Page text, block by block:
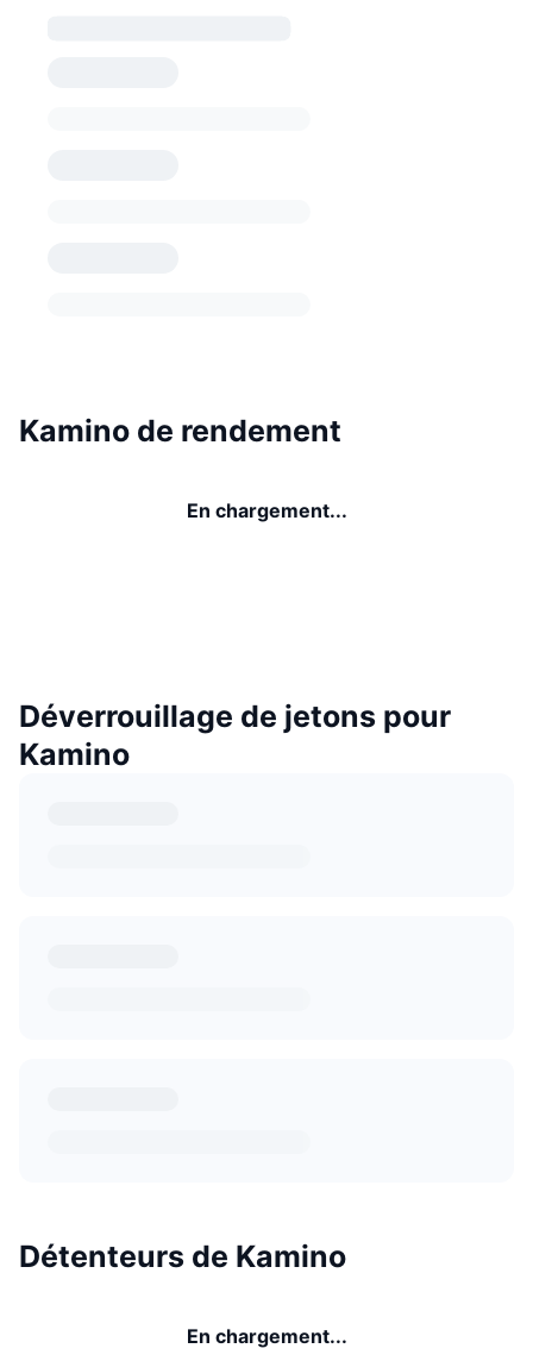
Kamino de rendement
En chargement...
Déverrouillage de jetons pour
Kamino
Détenteurs de Kamino
En chargement...